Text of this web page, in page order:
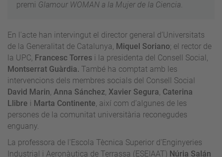
premi Glamour WOMAN a la Mujer de la Ciencia
En l'acte han intervingut el director general d’Universitats
de la Generalitat de Catalunya, Miquel Soriano; el rector de
la UPC, Francesc Torres i la presidenta del Consell Social,
Montserrat Guàrdia. També ha comptat amb les
intervencions dels membres socials del Consell Social
David Marin Anna Sánchez Xavier Segura Caterina
Llibre i Marta Continente , així com d’algunes de les
persones de la comunitat universitària reconegudes
enguany.
La professora de l'Escola Tècnica Superior d'Enginyeries
Industrial i Aeronàutica de Terrassa (ESEIAAT) Núria Salán